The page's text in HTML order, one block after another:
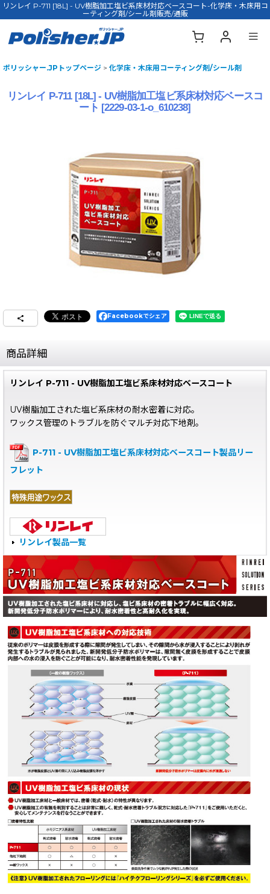
リンレイ P-711 [18L] - UV樹脂加工塩ビ系床材対応ベースコート-化学床・木床用コ
ーティング剤/シール剤販売/通販
ポリッシャー.JPトップページ > 化学床・木床用コーティング剤/シール剤
リンレイ P-711 [18L] - UV樹脂加工塩ビ系床材対応ベースコ
ート [2229-03-1-o_610238]
Facebookでシェア
商品詳細
リンレイ P-711 - UV樹脂加工塩ビ系床材対応ベースコート
UV樹脂加工された塩ビ系床材の耐水密着に対応。
ワックス管理のトラブルを防ぐマルチ対応下地剤。
P-711 - UV樹脂加工塩ビ系床材対応ベースコート製品リー
フレット
リンレイ製品一覧